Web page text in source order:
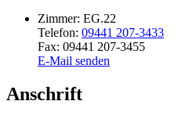
Zimmer: EG.22
Telefon: 09441 207-3433
Fax: 09441 207-3455
E-Mail senden
Anschrift